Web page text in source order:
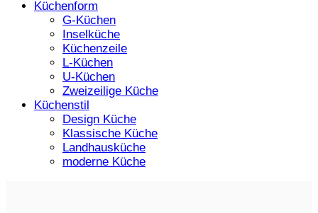
Küchenform
G-Küchen
Inselküche
Küchenzeile
L-Küchen
U-Küchen
Zweizeilige Küche
Küchenstil
Design Küche
Klassische Küche
Landhausküche
moderne Küche